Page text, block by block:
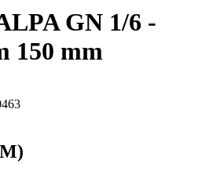
GN 1/6 -
150 mm